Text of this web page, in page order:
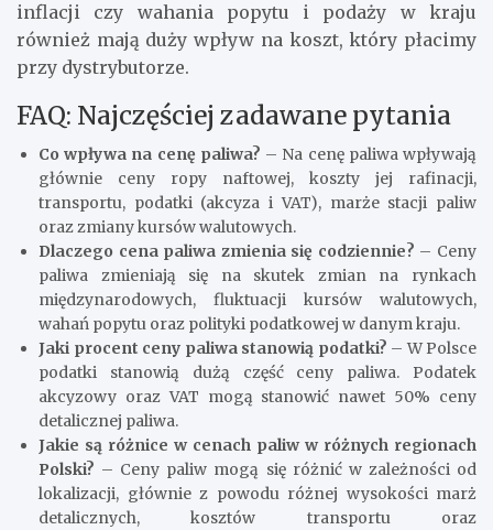
inflacji czy wahania popytu i podaży w kraju
również mają duży wpływ na koszt, który płacimy
przy dystrybutorze.
FAQ: Najczęściej zadawane pytania
Co wpływa na cenę paliwa? – Na cenę paliwa wpływają
głównie ceny ropy naftowej, koszty jej rafinacji,
transportu, podatki (akcyza i VAT), marże stacji paliw
oraz zmiany kursów walutowych.
Dlaczego cena paliwa zmienia się codziennie? – Ceny
paliwa zmieniają się na skutek zmian na rynkach
międzynarodowych, fluktuacji kursów walutowych,
wahań popytu oraz polityki podatkowej w danym kraju.
Jaki procent ceny paliwa stanowią podatki? – W Polsce
podatki stanowią dużą część ceny paliwa. Podatek
akcyzowy oraz VAT mogą stanowić nawet 50% ceny
detalicznej paliwa.
Jakie są różnice w cenach paliw w różnych regionach
Polski? – Ceny paliw mogą się różnić w zależności od
lokalizacji, głównie z powodu różnej wysokości marż
detalicznych, kosztów transportu oraz